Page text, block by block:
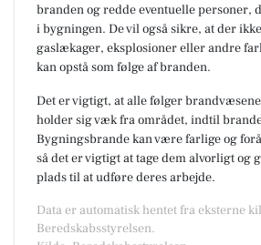
branden og redde eventuelle personer,
i bygningen. De vil også sikre, at der
gaslækager, eksplosioner eller andre
kan opstå som følge af branden.
Det er vigtigt, at alle følger
holder sig væk fra området, indtil
Bygningsbrande kan være farlige og
så det er vigtigt at tage dem alvorligt og
plads til at udføre deres arbejde.
Data er automatisk hentet fra eksterne
Beredskabsstyrelsen.